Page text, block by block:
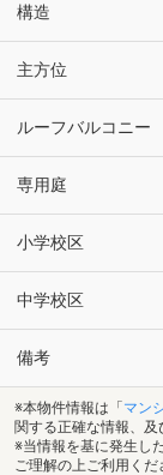
構造
主方位
ルーフバルコニー
専用庭
小学校区
中学校区
備考
※本物件情報は「 マン
関する正確な情報、及
※当情報を基に発生し
ご理解の上ご利用くだ